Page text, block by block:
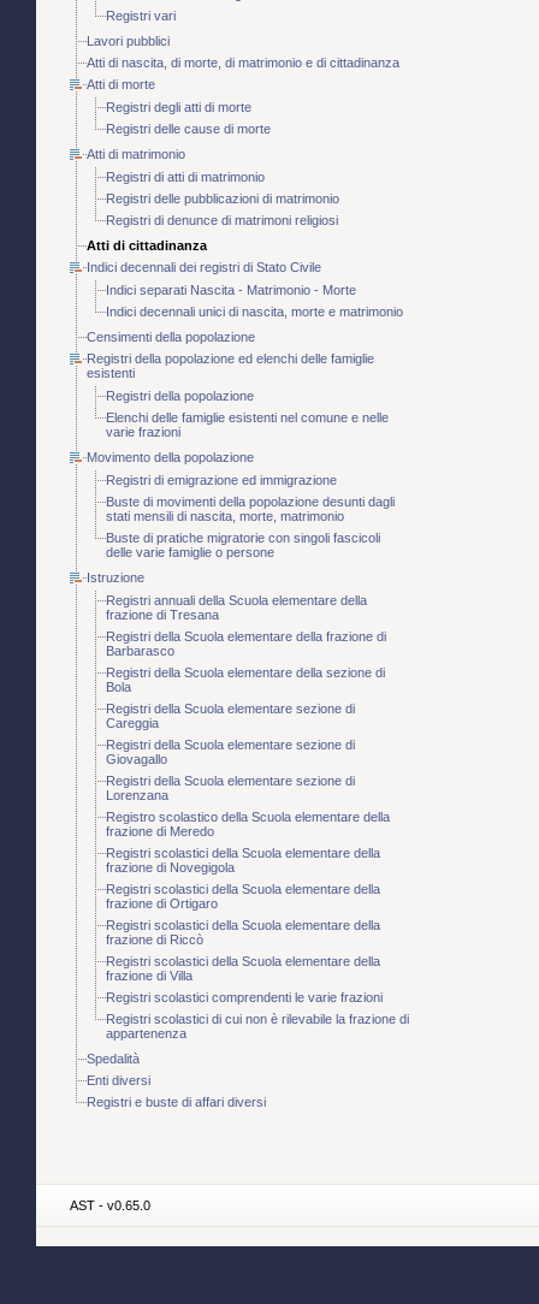
Registri vari
Lavori pubblici
Atti di nascita, di morte, di matrimonio e di cittadinanza
Atti di morte
Registri degli atti di morte
Registri delle cause di morte
Atti di matrimonio
Registri di atti di matrimonio
Registri delle pubblicazioni di matrimonio
Registri di denunce di matrimoni religiosi
Atti di cittadinanza
Indici decennali dei registri di Stato Civile
Indici separati Nascita - Matrimonio - Morte
Indici decennali unici di nascita, morte e matrimonio
Censimenti della popolazione
Registri della popolazione ed elenchi delle famiglie
esistenti
Registri della popolazione
Elenchi delle famiglie esistenti nel comune e nelle
varie frazioni
Movimento della popolazione
Registri di emigrazione ed immigrazione
Buste di movimenti della popolazione desunti dagli
stati mensili di nascita, morte, matrimonio
Buste di pratiche migratorie con singoli fascicoli
delle varie famiglie o persone
Istruzione
Registri annuali della Scuola elementare della
frazione di Tresana
Registri della Scuola elementare della frazione di
Barbarasco
Registri della Scuola elementare della sezione di
Bola
Registri della Scuola elementare sezione di
Careggia
Registri della Scuola elementare sezione di
Giovagallo
Registri della Scuola elementare sezione di
Lorenzana
Registro scolastico della Scuola elementare della
frazione di Meredo
Registri scolastici della Scuola elementare della
frazione di Novegigola
Registri scolastici della Scuola elementare della
frazione di Ortigaro
Registri scolastici della Scuola elementare della
frazione di Riccò
Registri scolastici della Scuola elementare della
frazione di Villa
Registri scolastici comprendenti le varie frazioni
Registri scolastici di cui non è rilevabile la frazione di
appartenenza
Spedalità
Enti diversi
Registri e buste di affari diversi
AST - v0.65.0